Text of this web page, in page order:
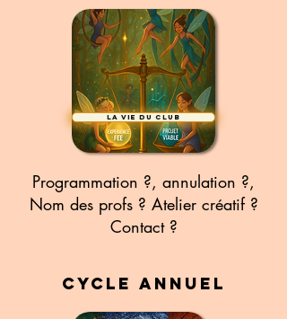
La vie du club
Programmation ?, annulation ?,
Nom des profs ? Atelier créatif ?
Contact ?
Cycle annuel